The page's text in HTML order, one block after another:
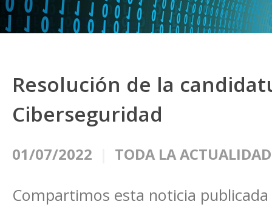
Resolución de la
Ciberseguridad
01/07/2022 TODA LA ACTUALIDAD
Compartimos esta noticia